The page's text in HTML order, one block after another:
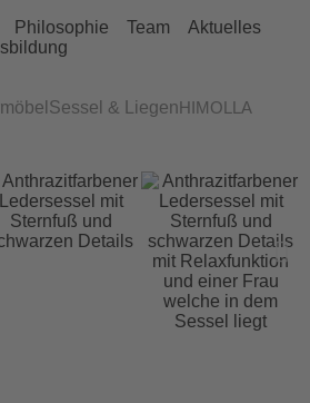
Philosophie Team
Aktuelles
Sessel & Liegen HIMOLLA